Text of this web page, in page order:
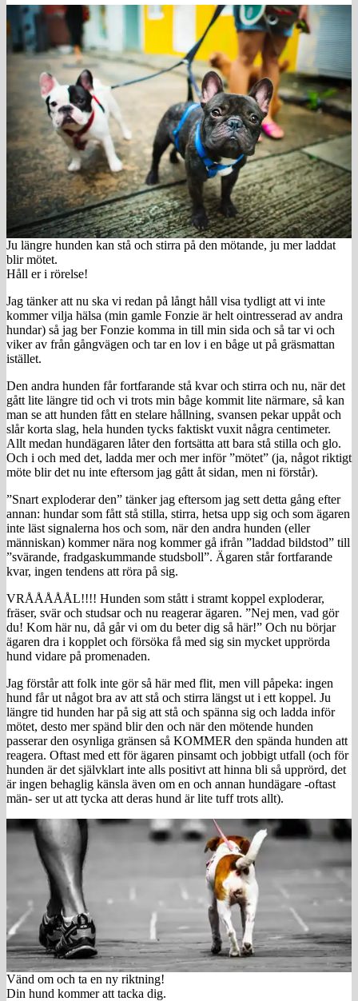
Ju längre hunden kan stå och stirra på den mötande, ju mer laddat
blir mötet.
Håll er i rörelse!
Jag tänker att nu ska vi redan på långt håll visa tydligt att vi inte
kommer vilja hälsa (min gamle Fonzie är helt ointresserad av andra
hundar) så jag ber Fonzie komma in till min sida och så tar vi och
viker av från gångvägen och tar en lov i en båge ut på gräsmattan
istället.
Den andra hunden får fortfarande stå kvar och stirra och nu, när det
gått lite längre tid och vi trots min båge kommit lite närmare, så kan
man se att hunden fått en stelare hållning, svansen pekar uppåt och
slår korta slag, hela hunden tycks faktiskt vuxit några centimeter.
Allt medan hundägaren låter den fortsätta att bara stå stilla och glo.
Och i och med det, ladda mer och mer inför ”mötet” (ja, något riktigt
möte blir det nu inte eftersom jag gått åt sidan, men ni förstår).
”Snart exploderar den” tänker jag eftersom jag sett detta gång efter
annan: hundar som fått stå stilla, stirra, hetsa upp sig och som ägaren
inte läst signalerna hos och som, när den andra hunden (eller
människan) kommer nära nog kommer gå ifrån ”laddad bildstod” till
”svärande, fradgaskummande studsboll”. Ägaren står fortfarande
kvar, ingen tendens att röra på sig.
VRÅÅÅÅÅL!!!! Hunden som stått i stramt koppel exploderar,
fräser, svär och studsar och nu reagerar ägaren. ”Nej men, vad gör
du! Kom här nu, då går vi om du beter dig så här!” Och nu börjar
ägaren dra i kopplet och försöka få med sig sin mycket upprörda
hund vidare på promenaden.
Jag förstår att folk inte gör så här med flit, men vill påpeka: ingen
hund får ut något bra av att stå och stirra längst ut i ett koppel. Ju
längre tid hunden har på sig att stå och spänna sig och ladda inför
mötet, desto mer spänd blir den och när den mötende hunden
passerar den osynliga gränsen så KOMMER den spända hunden att
reagera. Oftast med ett för ägaren pinsamt och jobbigt utfall (och för
hunden är det självklart inte alls positivt att hinna bli så upprörd, det
är ingen behaglig känsla även om en och annan hundägare -oftast
män- ser ut att tycka att deras hund är lite tuff trots allt).
Vänd om och ta en ny riktning!
Din hund kommer att tacka dig.